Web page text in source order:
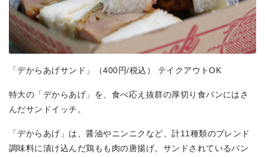
「デからあげサンド」（400円/税込） テイクアウトOK
特大の「デからあげ」を、食べ応え抜群の厚切り食パンにはさ
んだサンドイッチ。
「デからあげ」は、醤油やニンニクなど、計11種類のブレンド
調味料に漬け込んだ鶏もも肉の唐揚げ。サンドされているパン